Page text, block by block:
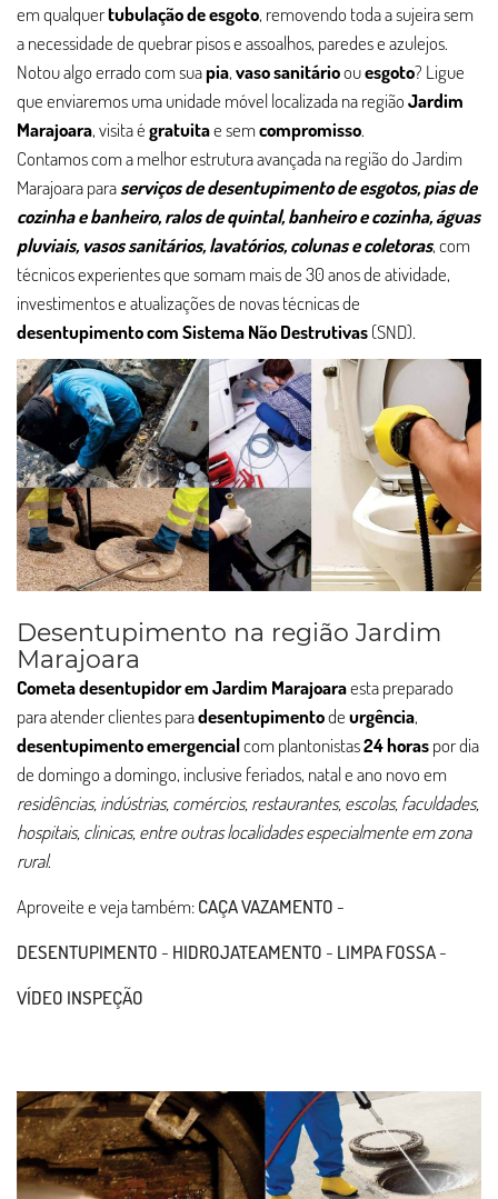
em qualquertubulação de esgoto, removendo toda a sujeira sem
a necessidade de quebrar pisos e assoalhos, paredes e azulejos.
Notou algo errado com suapia,vaso sanitárioouesgoto? Ligue
que enviaremos uma unidade móvel localizada na regiãoJardim
Marajoara, visita égratuitae semcompromisso.
Contamos com a melhor estrutura avançada na região do Jardim
Marajoara paraserviços de desentupimento de esgotos, pias de
cozinha e banheiro, ralos de quintal, banheiro e cozinha, águas
pluviais, vasos sanitários, lavatórios, colunas e coletoras, com
técnicos experientes que somam mais de 30 anos de atividade,
investimentos e atualizações de novas técnicas de
desentupimento com Sistema Não Destrutivas(SND).
Desentupimento na região Jardim
Marajoara
Cometa desentupidor em Jardim Marajoaraesta preparado
para atender clientes paradesentupimentodeurgência,
desentupimentoemergencialcom plantonistas24 horaspor dia
de domingo a domingo, inclusive feriados, natal e ano novo em
residências, indústrias, comércios, restaurantes, escolas, faculdades,
hospitais, clinicas, entre outras localidades especialmente em zona
rural.
Aproveite e veja também:CAÇA VAZAMENTO -
DESENTUPIMENTO - HIDROJATEAMENTO - LIMPA FOSSA-
VÍDEO INSPEÇÃO